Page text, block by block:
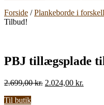
Forside /Plankeborde i
Tilbud!
PBJ tillægsplade
2.699,00kr. Den
2.024,00 kr.
Til butik